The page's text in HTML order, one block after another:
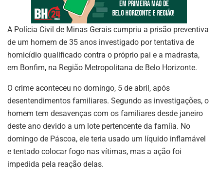
A Polícia Civil de Minas Gerais cumpriu a prisão preventiva
de um homem de 35 anos investigado por tentativa de
homicídio qualificado contra o próprio pai e a madrasta,
em Bonfim, na Região Metropolitana de Belo Horizonte.
O crime aconteceu no domingo, 5 de abril, após
desentendimentos familiares. Segundo as investigações, o
homem tem desavenças com os familiares desde janeiro
deste ano devido a um lote pertencente da famíia. No
domingo de Páscoa, ele teria usado um líquido inflamável
e tentado colocar fogo nas vítimas, mas a ação foi
impedida pela reação delas.